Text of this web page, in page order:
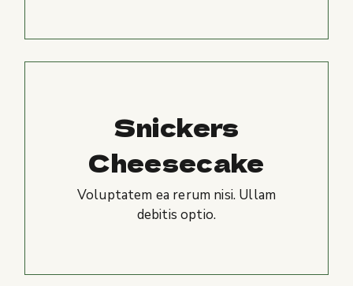
Snickers
Cheesecake
Voluptatem ea rerum nisi. Ullam
debitis optio.